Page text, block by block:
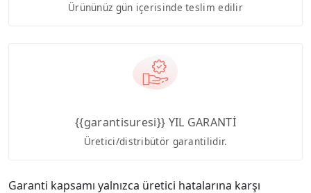
Ürününüz gün içerisinde teslim edilir
{{garantisuresi}} YIL GARANTİ
Üretici/distribütör garantilidir.
Garanti kapsamı yalnızca üretici hatalarına karşı